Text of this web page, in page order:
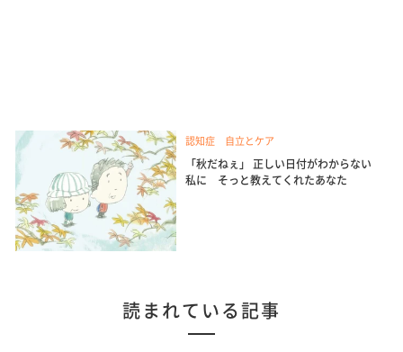
認知症 自立とケア
「秋だねぇ」 正しい日付がわからない
私に そっと教えてくれたあなた
読まれている記事